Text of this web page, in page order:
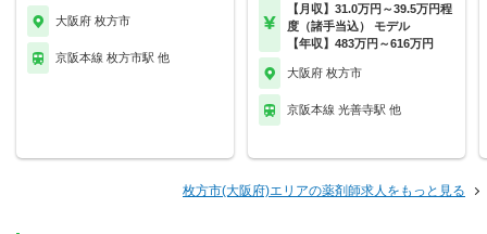
大阪府 枚方市
京阪本線 枚方市駅 他
【月収】31.0万円～39.5万円程
度（諸手当込） モデル
【年収】483万円～616万円
大阪府 枚方市
京阪本線 光善寺駅 他
枚方市(大阪府)エリアの薬剤師求人をもっと見る